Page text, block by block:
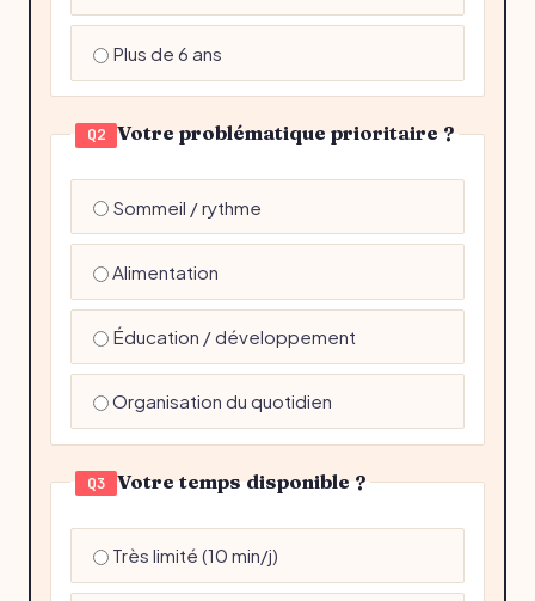
Plus de 6 ans
Q2 Votre problématique prioritaire ?
Sommeil / rythme
Alimentation
Éducation / développement
Organisation du quotidien
Q3 Votre temps disponible ?
Très limité (10 min/j)